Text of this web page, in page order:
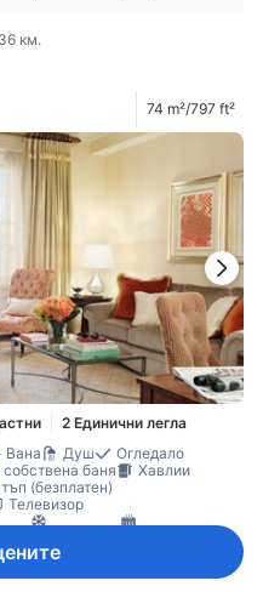
км.
74 m²/797 ft²
2 Единични легла
Вана Душ
Огледало
собствена баня
Хавлии
(безплатен)
Телевизор
Климатик
Отопление